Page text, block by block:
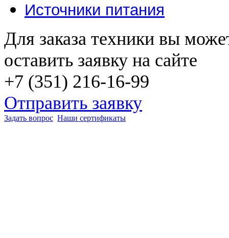
Источники питания
Для заказа техники вы
оставить заявку на сайте
+7 (351) 216-16-99
Отправить заявку
Задать вопрос Наши сертификаты